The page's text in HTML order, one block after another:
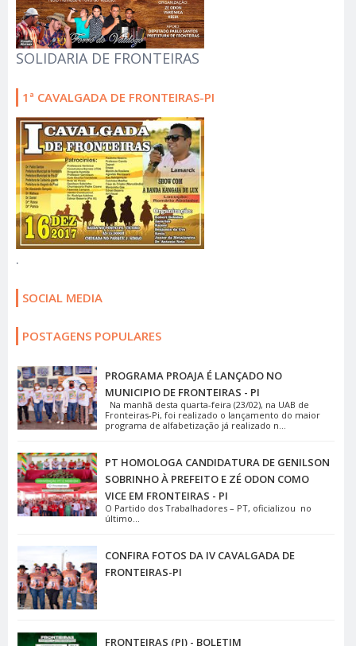
SOLIDARIA DE FRONTEIRAS
1ª CAVALGADA DE FRONTEIRAS-PI
.
SOCIAL MEDIA
POSTAGENS POPULARES
PROGRAMA PROAJA É LANÇADO NO
MUNICIPIO DE FRONTEIRAS - PI
Na manhã desta quarta-feira (23/02), na UAB de
Fronteiras-Pi, foi realizado o lançamento do maior
programa de alfabetização já realizado n...
PT HOMOLOGA CANDIDATURA DE GENILSON
SOBRINHO À PREFEITO E ZÉ ODON COMO
VICE EM FRONTEIRAS - PI
O Partido dos Trabalhadores – PT, oficializou no
último...
CONFIRA FOTOS DA IV CAVALGADA DE
FRONTEIRAS-PI
FRONTEIRAS (PI) - BOLETIM